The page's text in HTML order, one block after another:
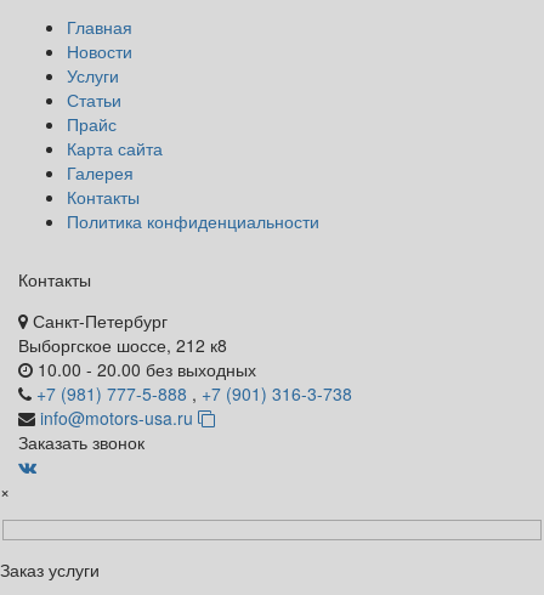
Главная
Новости
Услуги
Статьи
Прайс
Карта сайта
Галерея
Контакты
Политика конфиденциальности
Контакты
Санкт-Петербург
Выборгское шоссе, 212 к8
10.00 - 20.00 без выходных
+7 (981) 777-5-888 , +7 (901) 316-3-738
info@motors-usa.ru
Заказать звонок
×
Заказ услуги